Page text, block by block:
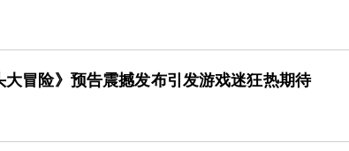
冒险》预告震撼发布引发游戏迷狂热期待